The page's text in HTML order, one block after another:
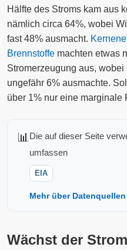
Hälfte des Stroms kam aus
nämlich circa 64%, wobei
fast 48% ausmacht.
Brennstoffe machten etwas
Stromerzeugung aus, wobei
ungefähr 6% ausmachte.
über 1% nur eine marginale
📊 Die auf dieser Seite
umfassen
EIA
Mehr über
Wächst der